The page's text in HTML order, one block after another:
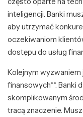
inteligencji. Banki
aby utrzymać
oczekiwaniom
dostępu do usług
Kolejnym
finansowych**. Banki
skomplikowanym
tracą znaczenie.